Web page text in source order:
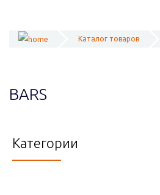
Каталог товаров
BARS
Категории